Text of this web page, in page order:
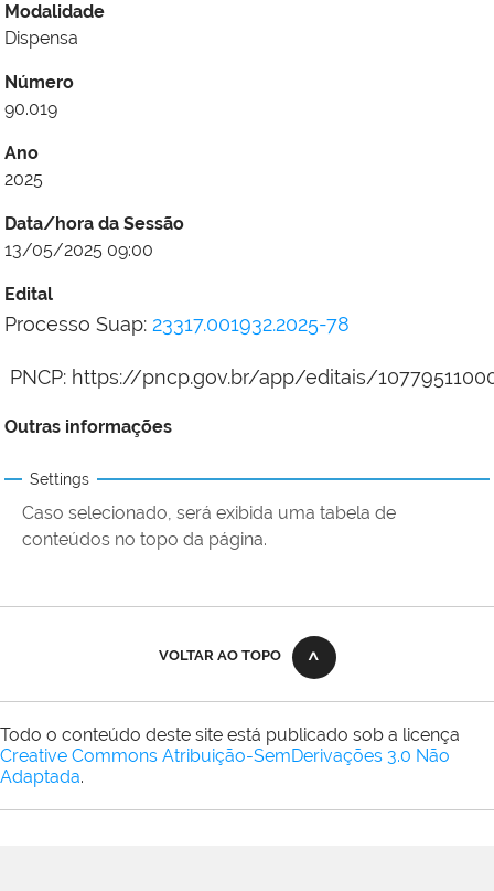
Modalidade
Dispensa
Número
90.019
Ano
2025
Data/hora da Sessão
13/05/2025 09:00
Edital
Processo Suap: 23317.001932.2025-78
PNCP: https://pncp.gov.br/app/editais/
Outras informações
Settings
Caso selecionado, será exibida uma tabela de
conteúdos no topo da página.
VOLTAR AO TOPO
Todo o conteúdo deste site está publicado sob a licença
Creative Commons Atribuição-SemDerivações 3.0 Não
Adaptada.